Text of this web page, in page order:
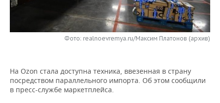
НЕФТЕХИМИЯ
ЭНЕРГЕТИКА
РОЗНИЧНАЯ ТОРГОВЛЯ
НОВОСТИ ТЕХНОЛОГИЙ
ТЕЛЕКОММУНИКАЦИИ
МЕРОПРИЯТИЯ
НОВОСТИ МЕРОПРИЯТИЙ
БИЗНЕС-БРАНЧИ
ФУТБОЛ
НОВОСТИ ОБЩЕСТВА
ФОТОГАЛЕРЕЯ
Фото: realnoevremya.ru/Максим Платонов (архив)
На Ozon стала доступна техника, ввезенная в страну
посредством параллельного импорта. Об этом сообщили
в пресс-службе маркетплейса.